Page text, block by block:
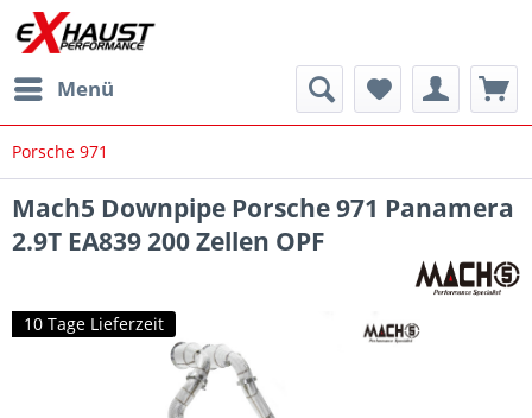
Menü
Porsche 971
Mach5 Downpipe Porsche 971 Panamera
2.9T EA839 200 Zellen OPF
10 Tage Lieferzeit